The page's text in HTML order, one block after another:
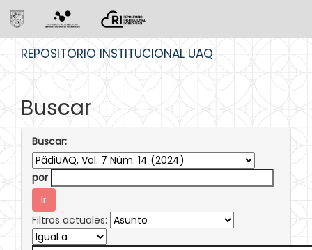
REPOSITORIO INSTITUCIONAL UAQ
Buscar
Buscar:
por
Filtros actuales: